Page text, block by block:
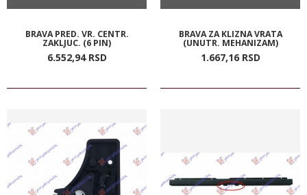
BRAVA PRED. VR. CENTR.
ZAKLJUC. (6 PIN)
6.552,94 RSD
BRAVA ZA KLIZNA VRATA
(UNUTR. MEHANIZAM)
1.667,16 RSD